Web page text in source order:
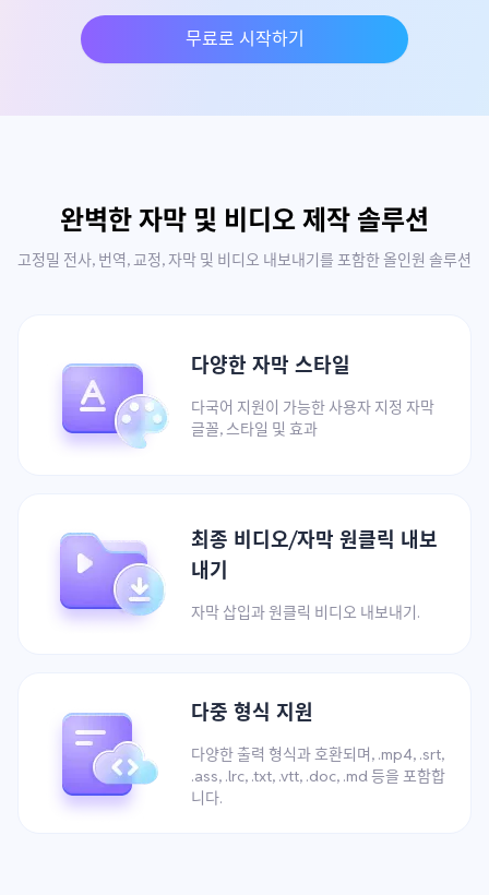
무료로 시작하기
완벽한 자막 및 비디오 제작 솔루션
고정밀 전사, 번역, 교정, 자막 및 비디오 내보내기를 포함한 올인원 솔루션
다양한 자막 스타일
다국어 지원이 가능한 사용자 지정 자막
글꼴, 스타일 및 효과
최종 비디오/자막 원클릭 내보
내기
자막 삽입과 원클릭 비디오 내보내기.
다중 형식 지원
다양한 출력 형식과 호환되며, .mp4, .srt,
.ass, .lrc, .txt, .vtt, .doc, .md 등을 포함합
니다.